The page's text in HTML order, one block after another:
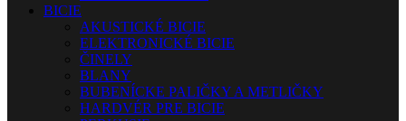
BICIE
AKUSTICKÉ BICIE
ELEKTRONICKÉ BICIE
ČINELY
BLANY
BUBENÍCKE PALIČKY A METLIČKY
HARDVÉR PRE BICIE